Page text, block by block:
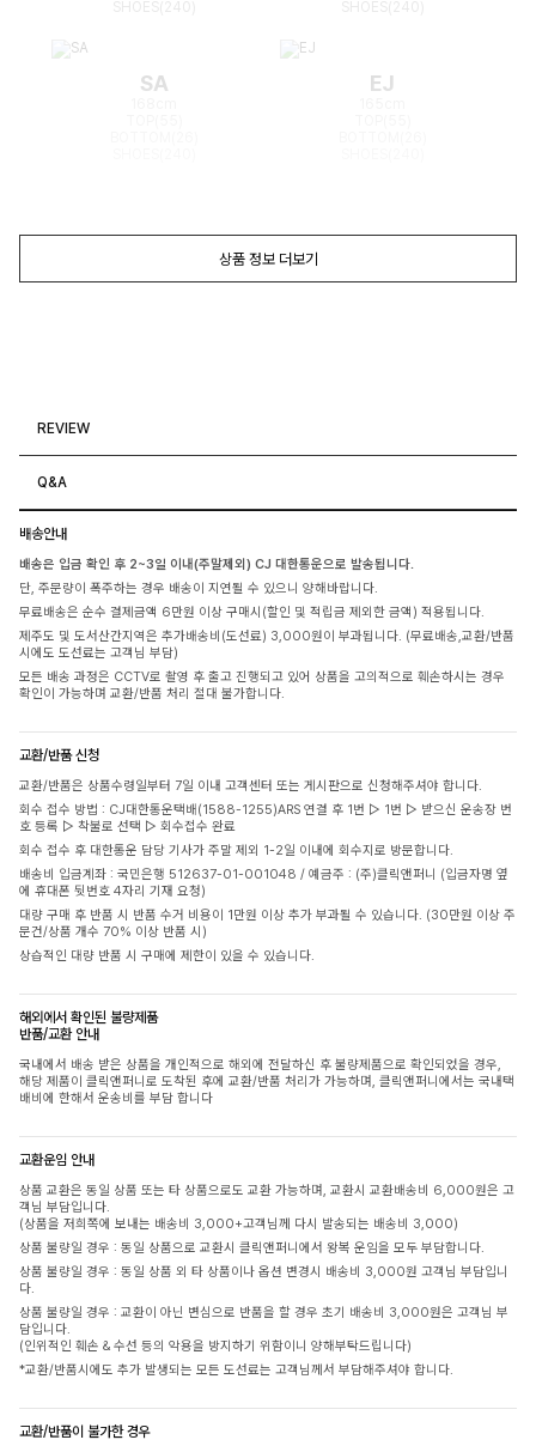
SA EJ
상품 정보 더보기
REVIEW
Q&A
배송안내
배송은 입금 확인 후 2~3일 이내(주말제외) CJ 대한통운으로 발송됩니다.
단, 주문량이 폭주하는 경우 배송이 지연될 수 있으니 양해바랍니다.
무료배송은 순수 결제금액 6만원 이상 구매시(할인 및 적립금 제외한 금액) 적용됩니다.
제주도 및 도서산간지역은 추가배송비(도선료) 3,000원이 부과됩니다. (무료배송,교환/반품
시에도 도선료는 고객님 부담)
모든 배송 과정은 CCTV로 촬영 후 출고 진행되고 있어 상품을 고의적으로 훼손하시는 경우
확인이 가능하며 교환/반품 처리 절대 불가합니다.
교환/반품 신청
교환/반품은 상품수령일부터 7일 이내 고객센터 또는 게시판으로 신청해주셔야 합니다.
회수 접수 방법 : CJ대한통운택배(1588-1255)ARS 연결 후 1번 ▷ 1번 ▷ 받으신 운송장 번
호 등록 ▷ 착불로 선택 ▷ 회수접수 완료
회수 접수 후 대한통운 담당 기사가 주말 제외 1-2일 이내에 회수지로 방문합니다.
배송비 입금계좌 : 국민은행 512637-01-001048 / 예금주 : (주)클릭앤퍼니 (입금자명 옆
에 휴대폰 뒷번호 4자리 기재 요청)
대량 구매 후 반품 시 반품 수거 비용이 1만원 이상 추가 부과될 수 있습니다. (30만원 이상 주
문건/상품 개수 70% 이상 반품 시)
상습적인 대량 반품 시 구매에 제한이 있을 수 있습니다.
해외에서 확인된 불량제품
반품/교환 안내
국내에서 배송 받은 상품을 개인적으로 해외에 전달하신 후 불량제품으로 확인되었을 경우,
해당 제품이 클릭앤퍼니로 도착된 후에 교환/반품 처리가 가능하며, 클릭앤퍼니에서는 국내택
배비에 한해서 운송비를 부담 합니다
교환운임 안내
상품 교환은 동일 상품 또는 타 상품으로도 교환 가능하며, 교환시 교환배송비 6,000원은 고
객님 부담입니다.
(상품을 저희쪽에 보내는 배송비 3,000+고객님께 다시 발송되는 배송비 3,000)
상품 불량일 경우 : 동일 상품으로 교환시 클릭앤퍼니에서 왕복 운임을 모두 부담합니다.
상품 불량일 경우 : 동일 상품 외 타 상품이나 옵션 변경시 배송비 3,000원 고객님 부담입니
다.
상품 불량일 경우 : 교환이 아닌 변심으로 반품을 할 경우 초기 배송비 3,000원은 고객님 부
담입니다.
(인위적인 훼손 & 수선 등의 악용을 방지하기 위함이니 양해부탁드립니다)
*교환/반품시에도 추가 발생되는 모든 도선료는 고객님께서 부담해주셔야 합니다.
교환/반품이 불가한 경우